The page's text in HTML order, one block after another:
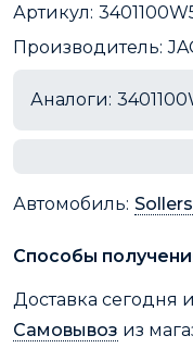
Артикул:
Производитель:
Аналоги:
Автомобиль:
Способы
Доставка сегодня
Самовывоз из